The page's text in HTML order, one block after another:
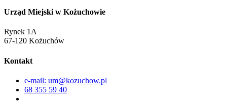
Urząd Miejski w Kożuchowie
Rynek 1A
67-120 Kożuchów
Kontakt
e-mail: um@kozuchow.pl
68 355 59 40